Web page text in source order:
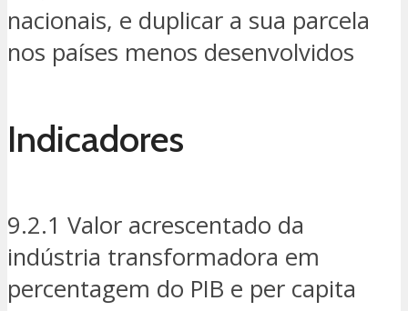
nacionais, e duplicar a sua parcela
nos países menos desenvolvidos
Indicadores
9.2.1 Valor acrescentado da
indústria transformadora em
percentagem do PIB e per capita